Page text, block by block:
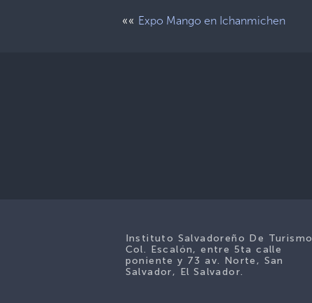
«« Expo Mango en Ichanmichen
Instituto Salvadoreño De Turismo
Col. Escalón, entre 5ta calle
poniente y 73 av. Norte, San
Salvador, El Salvador.